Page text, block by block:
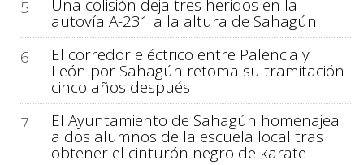
5
Una colisión deja tres heridos en la
autovía A-231 a la altura de Sahagún
6
El corredor eléctrico entre Palencia y
León por Sahagún retoma su tramitación
cinco años después
7
El Ayuntamiento de Sahagún homenajea
a dos alumnos de la escuela local tras
obtener el cinturón negro de karate